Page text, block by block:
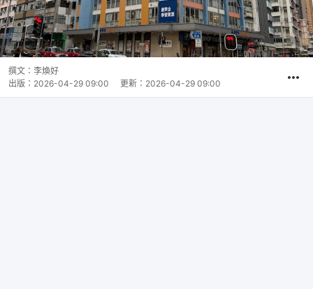
撰文： 李煥好
出版： 2026-04-29 09:00 更新： 2026-04-29 09:00